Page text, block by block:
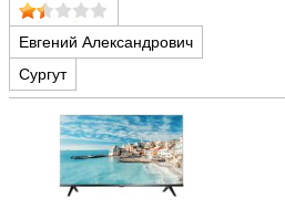
Евгений Александрович
Сургут